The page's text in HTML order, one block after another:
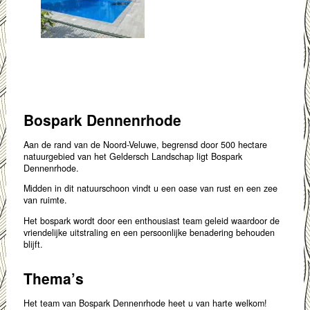
Bospark Dennenrhode
Aan de rand van de Noord-Veluwe, begrensd door 500 hectare
natuurgebied van het Geldersch Landschap ligt Bospark
Dennenrhode.
Midden in dit natuurschoon vindt u een oase van rust en een zee
van ruimte.
Het bospark wordt door een enthousiast team geleid waardoor de
vriendelijke uitstraling en een persoonlijke benadering behouden
blijft.
Thema’s
Het team van Bospark Dennenrhode heet u van harte welkom!